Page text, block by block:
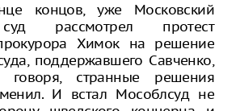
концов, уже Московский
рассмотрел протест
Химок на решение
поддержавшего Савченко,
странные решения
И встал Мособлсуд не